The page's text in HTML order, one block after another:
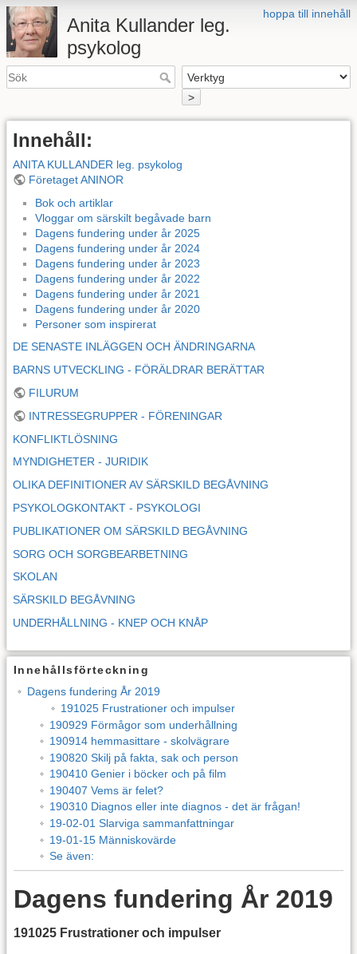
hoppa till innehåll
Anita Kullander leg.
psykolog
>
Innehåll:
ANITA KULLANDER leg. psykolog
Företaget ANINOR
Bok och artiklar
Vloggar om särskilt begåvade barn
Dagens fundering under år 2025
Dagens fundering under år 2024
Dagens fundering under år 2023
Dagens fundering under år 2022
Dagens fundering under år 2021
Dagens fundering under år 2020
Personer som inspirerat
DE SENASTE INLÄGGEN OCH ÄNDRINGARNA
BARNS UTVECKLING - FÖRÄLDRAR BERÄTTAR
FILURUM
INTRESSEGRUPPER - FÖRENINGAR
KONFLIKTLÖSNING
MYNDIGHETER - JURIDIK
OLIKA DEFINITIONER AV SÄRSKILD BEGÅVNING
PSYKOLOGKONTAKT - PSYKOLOGI
PUBLIKATIONER OM SÄRSKILD BEGÅVNING
SORG OCH SORGBEARBETNING
SKOLAN
SÄRSKILD BEGÅVNING
UNDERHÅLLNING - KNEP OCH KNÅP
Innehållsförteckning
Dagens fundering År 2019
191025 Frustrationer och impulser
190929 Förmågor som underhållning
190914 hemmasittare - skolvägrare
190820 Skilj på fakta, sak och person
190410 Genier i böcker och på film
190407 Vems är felet?
190310 Diagnos eller inte diagnos - det är frågan!
19-02-01 Slarviga sammanfattningar
19-01-15 Människovärde
Se även:
Dagens fundering År 2019
191025 Frustrationer och impulser